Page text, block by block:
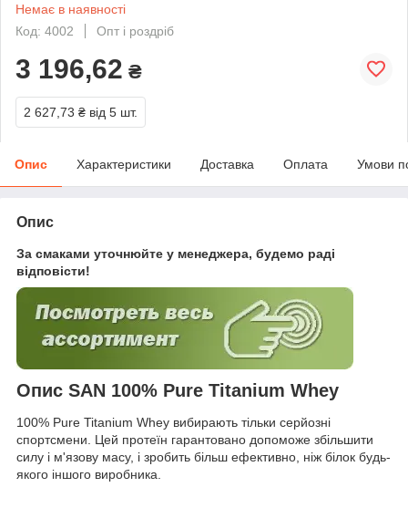
Немає в наявності
Код: 4002
Опт і роздріб
3 196,62 ₴
2 627,73 ₴ від 5 шт.
Опис Характеристики Доставка Оплата Умови
Опис
За смаками уточнюйте у менеджера, будемо раді
відповісти!
Опис SAN 100% Pure Titanium Whey
100% Pure Titanium Whey вибирають тільки серйозні
спортсмени. Цей протеїн гарантовано допоможе збільшити
силу і м'язову масу, і зробить більш ефективно, ніж білок будь-
якого іншого виробника.